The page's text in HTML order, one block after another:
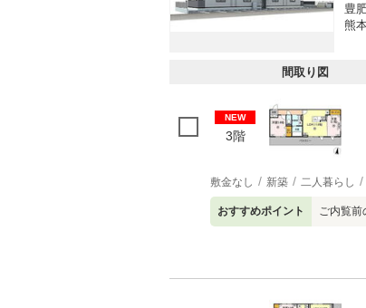
豊
熊
間取り図
NEW
3階
敷金なし 新築 二人暮らし
おすすめポイント ご内覧